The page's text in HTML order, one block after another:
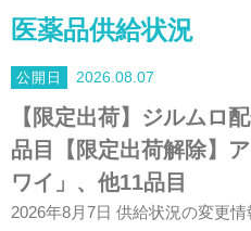
医薬品供給状況
2026.08.07
【限定出荷】ジルムロ
品目【限定出荷解除】
ワイ」、他11品目
2026年8月7日 供給状況の変更